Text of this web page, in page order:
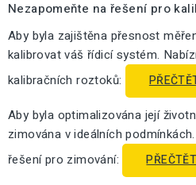
Nezapomeňte na řešení pro
Aby byla zajištěna přesnost
kalibrovat váš řídicí systém.
kalibračních roztoků:
Aby byla optimalizována její
zimována v ideálních
řešení pro zimování: